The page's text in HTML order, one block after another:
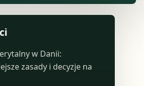
w Danii:
zasady i decyzje na